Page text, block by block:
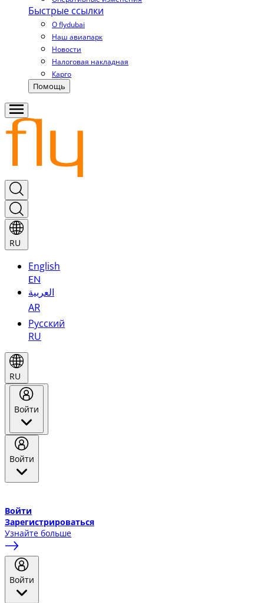
Быстрые ссылки
О flydubai
Наш авиапарк
Новости
Налоговая накладная
Карго
Помощь
RU
English
EN
العربية
AR
Русский
RU
RU
Войти
Войти
Войти
Зарегистрироваться
Узнайте больше
Войти